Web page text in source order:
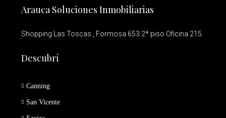
Arauca Soluciones Inmobiliarias
Shopping Las Toscas , Formosa 653 2* piso Oficina 215.
Descubrí
Canning
San Vicente